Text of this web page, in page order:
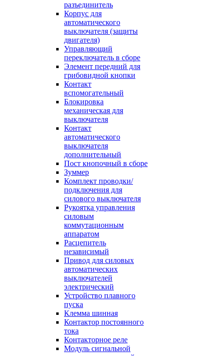
разъединитель
Корпус для
автоматического
выключателя (защиты
двигателя)
Управляющий
переключатель в сборе
Элемент передний для
грибовидной кнопки
Контакт
вспомогательный
Блокировка
механическая для
выключателя
Контакт
автоматического
выключателя
дополнительный
Пост кнопочный в сборе
Зуммер
Комплект проводки/
подключения для
силового выключателя
Рукоятка управления
силовым
коммутационным
аппаратом
Расцепитель
независимый
Привод для силовых
автоматических
выключателей
электрический
Устройство плавного
пуска
Клемма шинная
Контактор постоянного
тока
Контакторное реле
Модуль сигнальной